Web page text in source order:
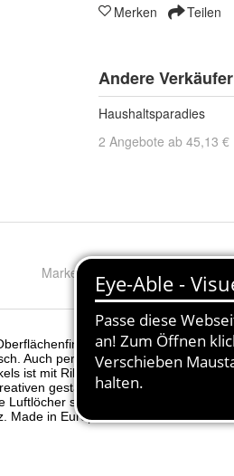
Merken Teilen
Andere Verkäufer
Haushaltsparadies
2 Angebote ab 45,13 €
Marke: Continenta